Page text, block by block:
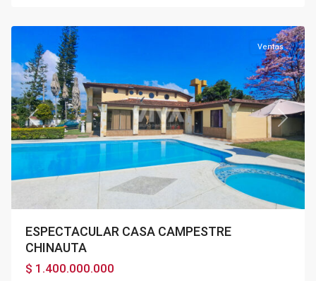
Previous Next
Ventas
ESPECTACULAR CASA CAMPESTRE
CHINAUTA
$ 1.400.000.000